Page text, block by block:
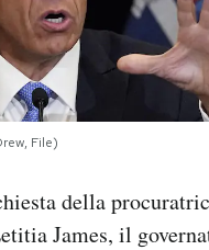
File)
della
James, il